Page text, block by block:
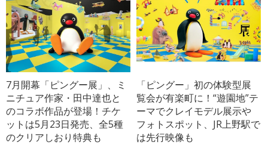
7月開幕「ピングー展」、ミ
ニチュア作家・田中達也と
のコラボ作品が登場！チケ
ットは5月23日発売、全5種
のクリアしおり特典も
「ピングー」初の体験型展
覧会が有楽町に！“遊園地”テ
ーマでクレイモデル展示や
フォトスポット、JR上野駅で
は先行映像も